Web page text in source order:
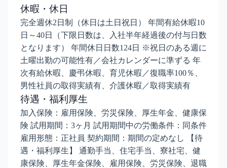
休暇・休日
完全週休2日制（休日は土日祝日） 年間有給休暇10
日～40日（下限日数は、入社半年経過後の付与日数
となります） 年間休日日数124日 ※祝日のある週に
土曜出勤の可能性有／会社カレンダーに準ずる 年
次有給休暇、慶弔休暇、育児休暇／復職率100％、
男性社員の取得実績有、介護休暇／取得実績有
待遇・福利厚生
加入保険：雇用保険、労災保険、厚生年金、健康保
険 試用期間：3ヶ月 試用期間中の労働条件：同条件
雇用形態：正社員 契約期間：期間の定めなし 【待
遇・福利厚生】 通勤手当、住宅手当、寮社宅、健
康保険、厚生年金保険、雇用保険、労災保険、退職